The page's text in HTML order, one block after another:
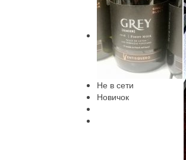
Не в сети
Новичок